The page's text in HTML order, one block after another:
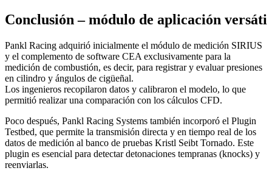
Conclusión – módulo de aplicación versáti
Pankl Racing adquirió inicialmente el módulo de medición SIRIUS
y el complemento de software CEA exclusivamente para la
medición de combustión, es decir, para registrar y evaluar presiones
en cilindro y ángulos de cigüeñal.
Los ingenieros recopilaron datos y calibraron el modelo, lo que
permitió realizar una comparación con los cálculos CFD.
Poco después, Pankl Racing Systems también incorporó el Plugin
Testbed, que permite la transmisión directa y en tiempo real de los
datos de medición al banco de pruebas Kristl Seibt Tornado. Este
plugin es esencial para detectar detonaciones tempranas (knocks) y
reenviarlas.